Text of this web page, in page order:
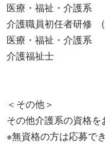
医療・福祉・介護系
介護職員初任者研修
医療・福祉・介護系
介護福祉士
＜その他＞
その他介護系の資格を
※無資格の方は応募で